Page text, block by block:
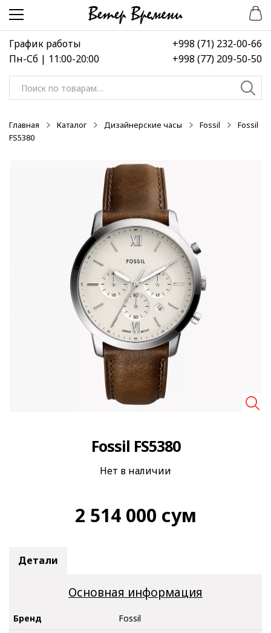
Перейти
навигации
Перейти
содержимому
График работы
Пн-Сб | 11:00-20:00
+998 (71) 232-00-66
+998 (77) 209-50-50
Искать:
Главная Каталог Дизайнерские часы Fossil
Fossil
FS5380
Fossil FS5380
Нет в наличии
2 514 000 сум
Детали
Основная информация
Бренд
Fossil
-20%
-40%
-30%